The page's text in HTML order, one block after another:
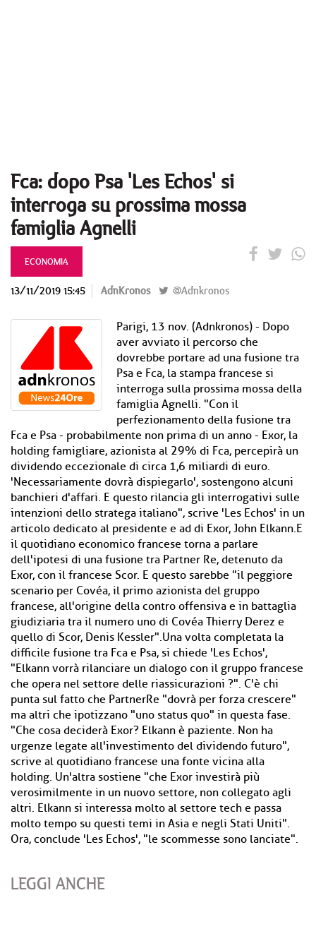
Fca: dopo Psa 'Les Echos' si
interroga su prossima mossa
famiglia Agnelli
ECONOMIA
13/11/2019 15:45 AdnKronos @Adnkronos
Parigi, 13 nov. (Adnkronos) - Dopo
aver avviato il percorso che
dovrebbe portare ad una fusione tra
Psa e Fca, la stampa francese si
interroga sulla prossima mossa della
famiglia Agnelli. "Con il
perfezionamento della fusione tra
Fca e Psa - probabilmente non prima di un anno - Exor, la
holding famigliare, azionista al 29% di Fca, percepirà un
dividendo eccezionale di circa 1,6 miliardi di euro.
'Necessariamente dovrà dispiegarlo', sostengono alcuni
banchieri d'affari. E questo rilancia gli interrogativi sulle
intenzioni dello stratega italiano", scrive 'Les Echos' in un
articolo dedicato al presidente e ad di Exor, John Elkann.E
il quotidiano economico francese torna a parlare
dell'ipotesi di una fusione tra Partner Re, detenuto da
Exor, con il francese Scor. E questo sarebbe "il peggiore
scenario per Covéa, il primo azionista del gruppo
francese, all'origine della contro offensiva e in battaglia
giudiziaria tra il numero uno di Covéa Thierry Derez e
quello di Scor, Denis Kessler".Una volta completata la
difficile fusione tra Fca e Psa, si chiede 'Les Echos',
"Elkann vorrà rilanciare un dialogo con il gruppo francese
che opera nel settore delle riassicurazioni ?". C'è chi
punta sul fatto che PartnerRe "dovrà per forza crescere"
ma altri che ipotizzano "uno status quo" in questa fase.
"Che cosa deciderà Exor? Elkann è paziente. Non ha
urgenze legate all'investimento del dividendo futuro",
scrive al quotidiano francese una fonte vicina alla
holding. Un'altra sostiene "che Exor investirà più
verosimilmente in un nuovo settore, non collegato agli
altri. Elkann si interessa molto al settore tech e passa
molto tempo su questi temi in Asia e negli Stati Uniti".
Ora, conclude 'Les Echos', "le scommesse sono lanciate".
LEGGI ANCHE